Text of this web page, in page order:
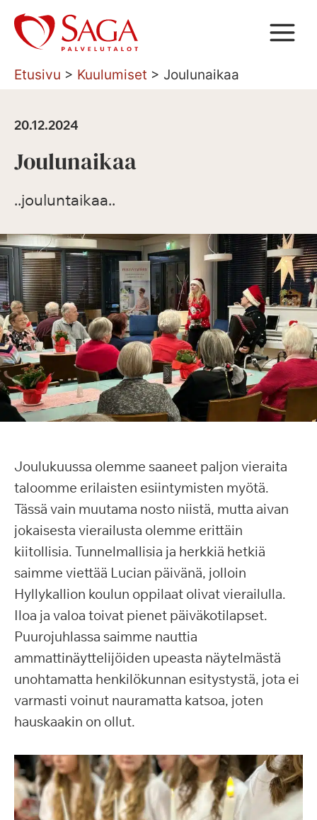
Siirry
sisältöön
Etusivu > Kuulumiset > Joulunaikaa
20.12.2024
Joulunaikaa
..jouluntaikaa..
Joulukuussa olemme saaneet paljon vieraita
taloomme erilaisten esiintymisten myötä.
Tässä vain muutama nosto niistä, mutta aivan
jokaisesta vierailusta olemme erittäin
kiitollisia. Tunnelmallisia ja herkkiä hetkiä
saimme viettää Lucian päivänä, jolloin
Hyllykallion koulun oppilaat olivat vierailulla.
Iloa ja valoa toivat pienet päiväkotilapset.
Puurojuhlassa saimme nauttia
ammattinäyttelijöiden upeasta näytelmästä
unohtamatta henkilökunnan esitystystä, jota ei
varmasti voinut nauramatta katsoa, joten
hauskaakin on ollut.